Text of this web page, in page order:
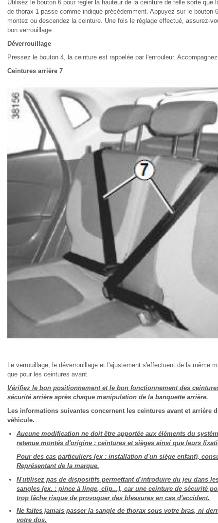
Utilisez le bouton 6 pour régler la hauteur de la ceinture de telle sorte que
de thorax 1 passe comme indiqué précédemment. Appuyez sur le bouton
montez ou descendez la ceinture. Une fois le réglage effectué, assurez-
bon verrouillage.
Déverrouillage
Pressez le bouton 4, la ceinture est rappelée par l'enrouleur.
Ceintures arrière 7
Le verrouillage, le déverrouillage et l'ajustement s'effectuent de la même
que pour les ceintures avant.
Vérifiez le bon positionnement et le bon fonctionnement des
sécurité arrière après chaque manipulation de la banquette arrière.
Les informations suivantes concernent les ceintures avant et arrière
véhicule.
Aucune modification ne doit être apportée aux éléments du
retenue montés d'origine : ceintures et sièges ainsi que leurs
Pour des cas particuliers (ex : installation d'un siège enfant),
Représentant de la marque.
N'utilisez pas de dispositifs permettant d'introduire du jeu dans
sangles (ex. : pince à linge, clip...), car une ceinture de sécurité
trop lâche risque de provoquer des blessures en cas d'accident.
Ne faites jamais passer la sangle de thorax sous votre bras, ni
votre dos.